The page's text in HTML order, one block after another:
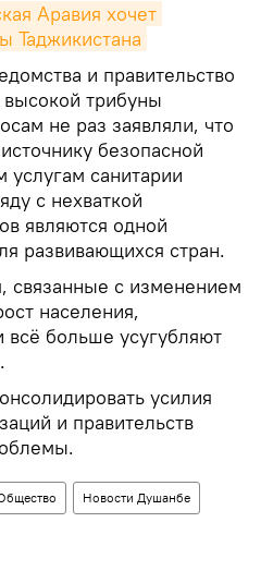
Аравия хочет
Таджикистана
и правительство
трибуны
не раз заявляли, что
безопасной
санитарии
с нехваткой
являются одной
развивающихся стран.
связанные с изменением
населения,
всё больше усугубляют
усилия
и правительств
Новости Душанбе